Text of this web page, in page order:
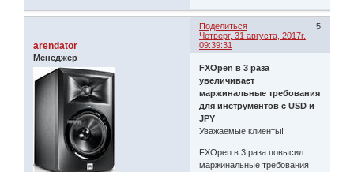
Поделиться
5
Четверг, 31 августа, 2017г.
09:39:31
arendator
Менеджер
FXOpen в 3 раза
увеличивает
маржинальные требования
для инструментов с USD и
JPY
Уважаемые клиенты!
FXOpen в 3 раза повысил
маржинальные требования